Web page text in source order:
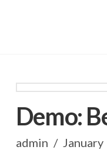
Demo:
admin